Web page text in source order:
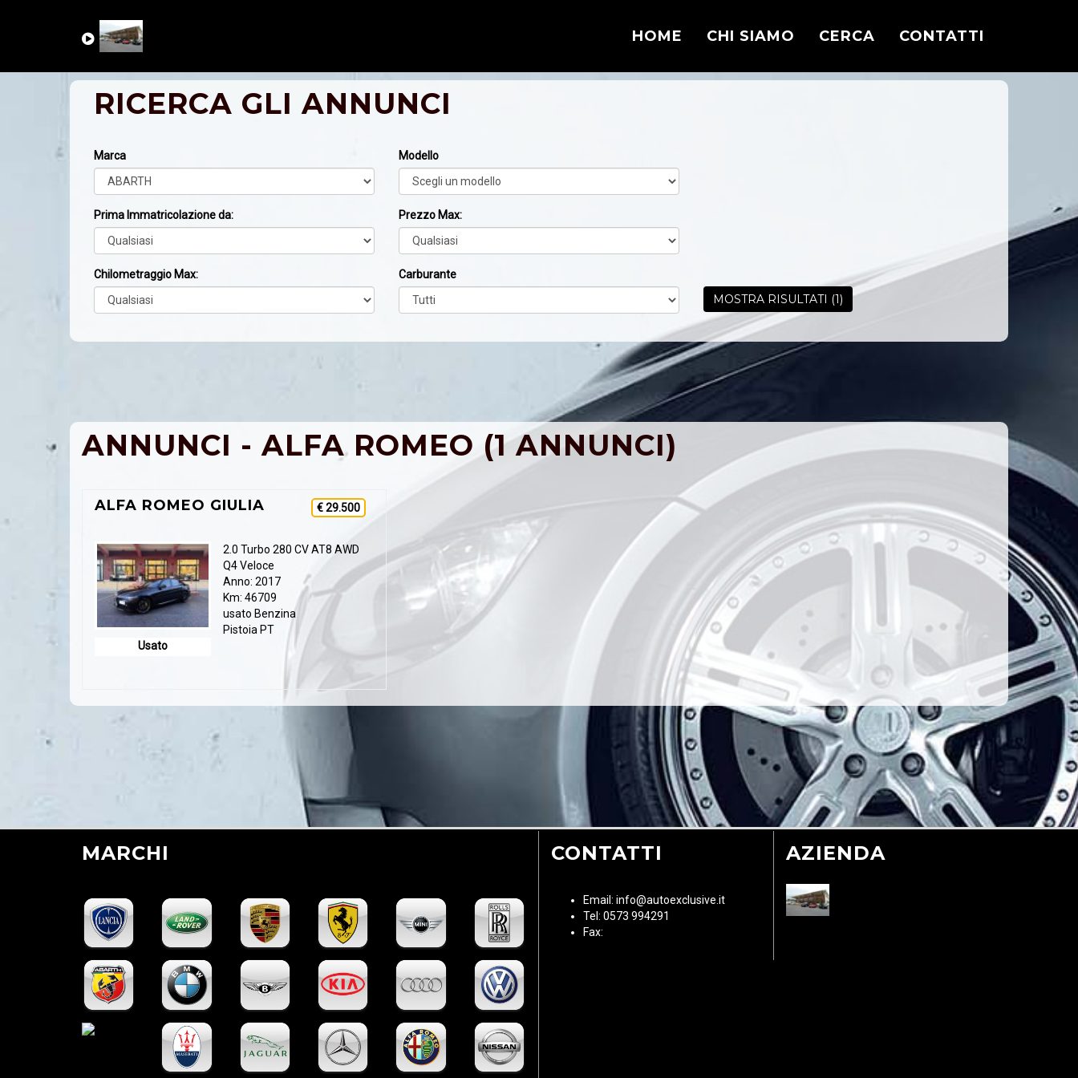
HOME CHI SIAMO CERCA CONTATTI
RICERCA GLI ANNUNCI
Marca Modello
Prima Immatricolazione da: Prezzo Max:
Chilometraggio Max: Carburante
MOSTRA RISULTATI (1)
ANNUNCI - ALFA ROMEO (1 ANNUNCI)
€ 29.500
ALFA ROMEO GIULIA
Usato
2.0 Turbo 280 CV AT8 AWD
Q4 Veloce
Anno: 2017
Km: 46709
usato Benzina
Pistoia PT
MARCHI CONTATTI
Email: info@autoexclusive.it
Tel: 0573 994291
Fax:
AZIENDA